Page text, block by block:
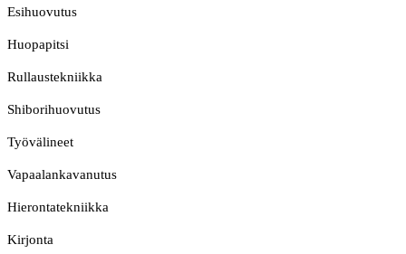
Esihuovutus
Huopapitsi
Rullaustekniikka
Shiborihuovutus
Työvälineet
Vapaalankavanutus
Hierontatekniikka
Kirjonta